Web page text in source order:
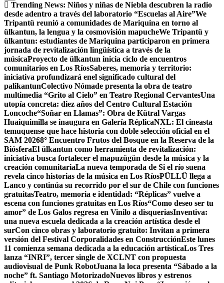
Trending News: Niños y niñas de Niebla descubren la radio
desde adentro a través del laboratorio “Escuelas al Aire”We
Tripantü reunió a comunidades de Mariquina en torno al
ülkantun, la lengua y la cosmovisión mapucheWe Tripantü y
ülkantun: estudiantes de Mariquina participaron en primera
jornada de revitalización lingüística a través de la
músicaProyecto de ülkantun inicia ciclo de encuentros
comunitarios en Los RíosSaberes, memoria y territorio:
iniciativa profundizará enel significado cultural del
palikantunColectivo Nómade presenta la obra de teatro
multimedia “Grito al Cielo” en Teatro Regional CervantesUna
utopía concreta: diez años del Centro Cultural Estación
Loncoche“Soñar en Llamas”: Obra de Kütral Vargas
Huaiquimilla se inaugura en Galería RéplicaNXL: El cineasta
temuquense que hace historia con doble selección oficial en el
SAM 20268° Encuentro Frutos del Bosque en la Reserva de la
BiósferaEl ülkantun como herramienta de revitalización:
iniciativa busca fortalecer el mapuzügün desde la música y la
creación comunitariaLa nueva temporada de Si el río suena
revela cinco historias de la música en Los RíosPÜLLÜ llega a
Lanco y continúa su recorrido por el sur de Chile con funciones
gratuitasTeatro, memoria e identidad: “Réplicas” vuelve a
escena con funciones gratuitas en Los Ríos“Como deseo ser tu
amor” de Los Galos regresa en Vinilo a disqueriasInventiva:
una nueva escuela dedicada a la creación artística desde el
surCon cinco obras y laboratorio gratuito: Invitan a primera
versión del Festival Corporalidades en ConstrucciónEste lunes
11 comienza semana dedicada a la educación artísticaLos Tres
lanza “INRI”, tercer single de XCLNT con propuesta
audiovisual de Punk RobotJuana la loca presenta “Sábado a la
noche” ft. Santiago MotorizadoNuevos libros y estrenos